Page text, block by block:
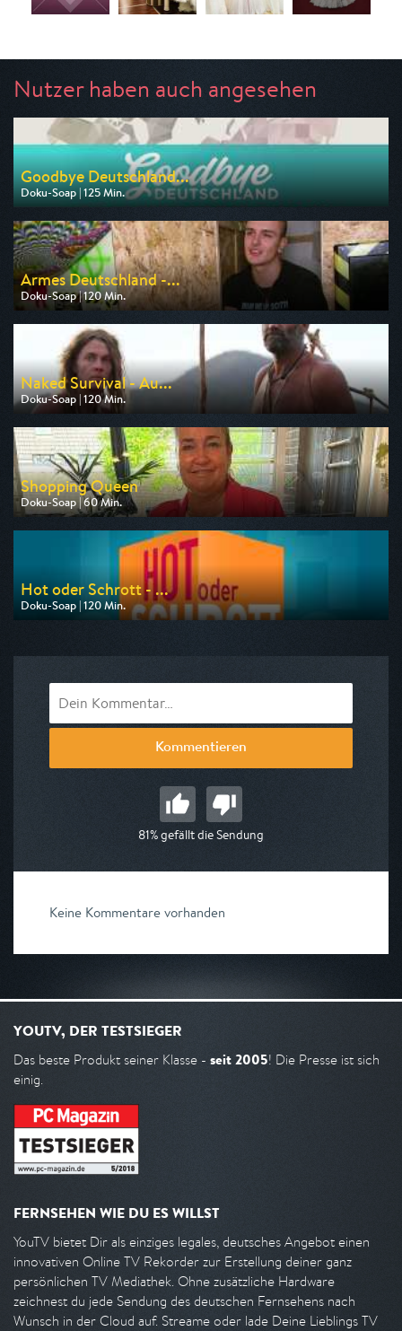
Nutzer haben auch angesehen
Goodbye Deutschland...
Doku-Soap | 125 Min.
Ausgestrahlt von VOX
am 10.08.2026, 20:15
Armes Deutschland -...
Doku-Soap | 120 Min.
Ausgestrahlt von RTLZWEI
am 08.08.2026, 20:15
Naked Survival - Au...
Doku-Soap | 120 Min.
Ausgestrahlt von DMAX
am 07.08.2026, 22:15
Shopping Queen
Doku-Soap | 60 Min.
Ausgestrahlt von VOX
am 07.08.2026, 15:00
Hot oder Schrott - ...
Doku-Soap | 120 Min.
Ausgestrahlt von VOX
Kommentieren
81% gefällt die Sendung
Keine Kommentare vorhanden
YOUTV, DER TESTSIEGER
Das beste Produkt seiner Klasse - seit 2005! Die Presse ist sich
einig.
FERNSEHEN WIE DU ES WILLST
YouTV bietet Dir als einziges legales, deutsches Angebot einen
innovativen Online TV Rekorder zur Erstellung deiner ganz
persönlichen TV Mediathek. Ohne zusätzliche Hardware
zeichnest du jede Sendung des deutschen Fernsehens nach
Wunsch in der Cloud auf. Streame oder lade Deine Lieblings TV